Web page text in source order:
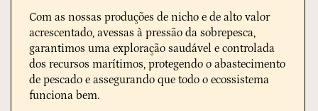
Com as nossas produções de nicho e de alto valor
acrescentado, avessas à pressão da sobrepesca,
garantimos uma exploração saudável e controlada
dos recursos marítimos, protegendo o abastecimento
de pescado e assegurando que todo o ecossistema
funciona bem.